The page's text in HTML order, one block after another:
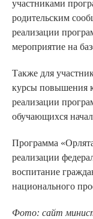
участниками
родительским
реализации
мероприятие на
Также для
курсы повышения
реализации
обучающихся
Программа
реализации
воспитание
национального
Фото: сайт